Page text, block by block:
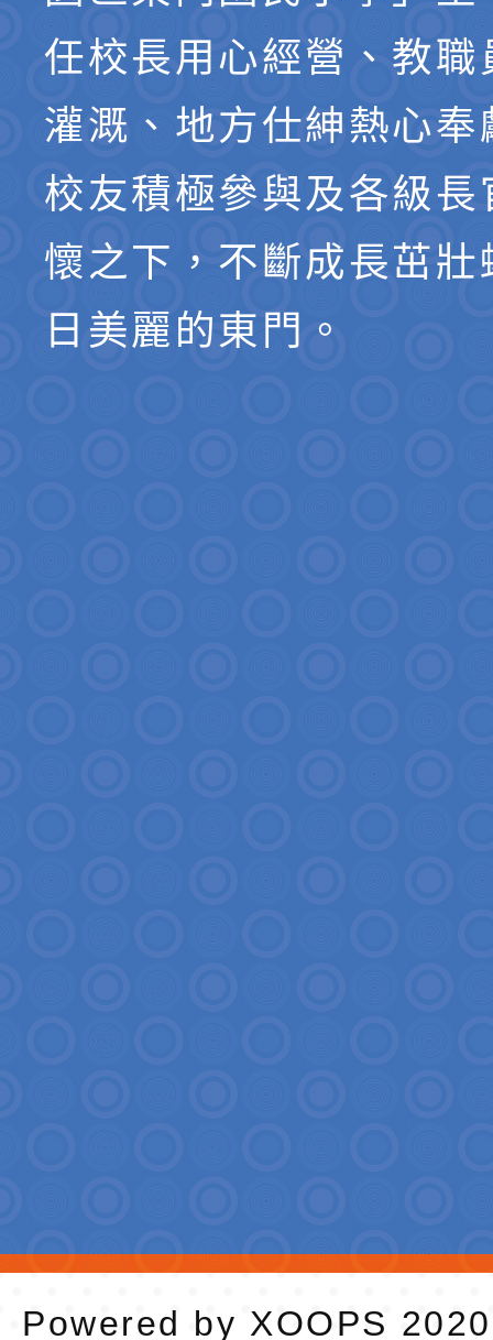
任校長用心經營、教職
灌溉、地方仕紳熱心奉
校友積極參與及各級長
懷之下，不斷成長茁壯
日美麗的東門。
Powered by XOOPS